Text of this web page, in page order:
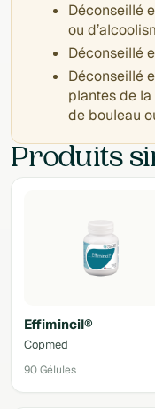
Déconseillé
ou
Déconseillé
Déconseillé
plantes de
de bouleau
Produits
Effimincil®
Copmed
90 Gélules